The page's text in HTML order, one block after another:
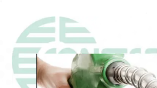
CATEGORIE SINDACALI
SERVIZI
GIOVEDÌ GASTRONOMICI